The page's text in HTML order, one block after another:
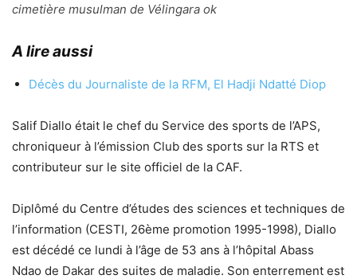
cimetière musulman de Vélingara ok
A lire aussi
Décès du Journaliste de la RFM, El Hadji Ndatté Diop
Salif Diallo était le chef du Service des sports de l’APS,
chroniqueur à l’émission Club des sports sur la RTS et
contributeur sur le site officiel de la CAF.
Diplômé du Centre d’études des sciences et techniques de
l’information (CESTI, 26ème promotion 1995-1998), Diallo
est décédé ce lundi à l’âge de 53 ans à l’hôpital Abass
Ndao de Dakar des suites de maladie. Son enterrement est